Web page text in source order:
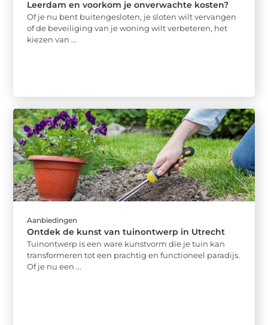
Leerdam en voorkom je onverwachte kosten?
Of je nu bent buitengesloten, je sloten wilt vervangen
of de beveiliging van je woning wilt verbeteren, het
kiezen van ...
Aanbiedingen
Ontdek de kunst van tuinontwerp in Utrecht
Tuinontwerp is een ware kunstvorm die je tuin kan
transformeren tot een prachtig en functioneel paradijs.
Of je nu een ...